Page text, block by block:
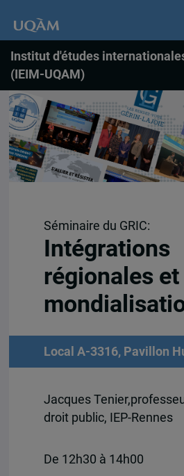
Institut d'études
(IEIM-UQAM)
Séminaire du GRIC:
Intégrations
régionales et
Local A-3316, Pavillon
Jacques
droit public, IEP-Rennes
De 12h30 à 14h00